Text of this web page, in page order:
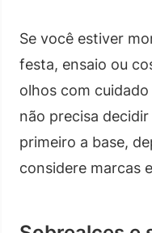
Se você estiver
festa, ensaio ou
olhos com
não precisa
primeiro a base,
considere marcas